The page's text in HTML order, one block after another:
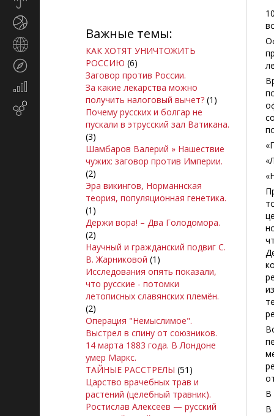
Экономика
маркетинг
Важные темы:
КАК ХОТЯТ УНИЧТОЖИТЬ
РОССИЮ (6)
Заговор против России.
За какие лекарства можно
получить налоговый вычет? (1)
Почему русских и болгар не
пускали в этрусский зал Ватикана.
(3)
Шамбаров Валерий » Нашествие
чужих: заговор против Империи.
(2)
Эра викингов, Норманнская
теория, популяционная генетика.
(1)
Держи вора! – Два Голодомора.
(2)
Научный и гражданский подвиг С.
В. Жарниковой (1)
Исследования опять показали,
что русские - потомки
летописных славянских племён.
(2)
Операция "Немыслимое".
Выстрел в спину от союзников.
14 марта 1883 года. В Лондоне
умер Маркс.
ТАЙНЫЕ РАССТРЕЛЫ (51)
Царство врачебных трав и
растений (целебный травник).
Ростислав Алексеев — русский
В
В